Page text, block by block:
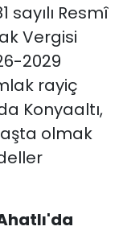
sayılı Resmî
Vergisi
2029
rayiç
Konyaaltı,
olmak